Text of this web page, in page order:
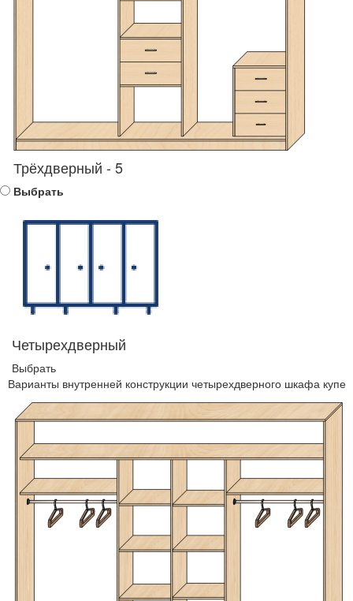
Трёхдверный - 5
Выбрать
Четырехдверный
Выбрать
Варианты внутренней конструкции четырехдверного шкафа купе